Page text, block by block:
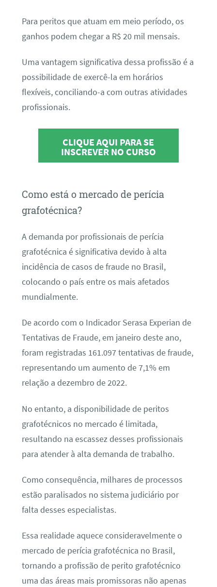
Para peritos que atuam em meio período, os
ganhos podem chegar a R$ 20 mil mensais.
Uma vantagem significativa dessa profissão é a
possibilidade de exercê-la em horários
flexíveis, conciliando-a com outras atividades
profissionais.
CLIQUE AQUI PARA SE
INSCREVER NO CURSO
Como está o mercado de perícia
grafotécnica?
A demanda por profissionais de perícia
grafotécnica é significativa devido à alta
incidência de casos de fraude no Brasil,
colocando o país entre os mais afetados
mundialmente.
De acordo com o Indicador Serasa Experian de
Tentativas de Fraude, em janeiro deste ano,
foram registradas 161.097 tentativas de fraude,
representando um aumento de 7,1% em
relação a dezembro de 2022.
No entanto, a disponibilidade de peritos
grafotécnicos no mercado é limitada,
resultando na escassez desses profissionais
para atender à alta demanda de trabalho.
Como consequência, milhares de processos
estão paralisados no sistema judiciário por
falta desses especialistas.
Essa realidade aquece consideravelmente o
mercado de perícia grafotécnica no Brasil,
tornando a profissão de perito grafotécnico
uma das áreas mais promissoras não apenas